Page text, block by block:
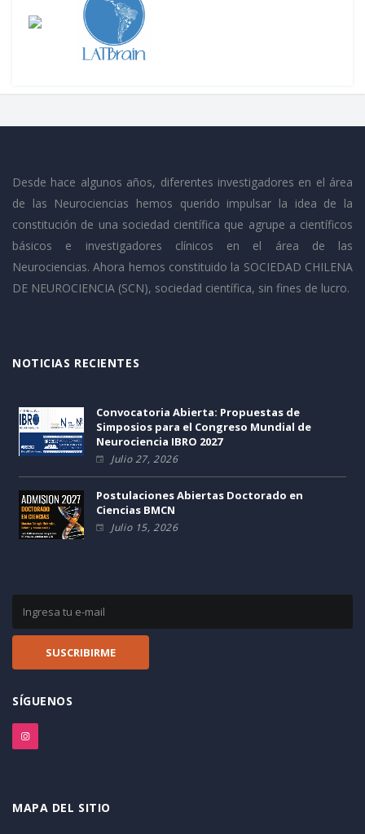
Desde hace algunos años, diferentes investigadores en el área
de las Neurociencias hemos querido impulsar la idea de la
constitución de una sociedad científica que agrupe a científicos
básicos e investigadores clínicos en el área de las
Neurociencias. Ahora hemos constituido la SOCIEDAD CHILENA
DE NEUROCIENCIA (SCN), sociedad científica, sin fines de lucro.
NOTICIAS RECIENTES
Convocatoria Abierta: Propuestas de
Simposios para el Congreso Mundial de
Neurociencia IBRO 2027
Julio 27, 2026
Postulaciones Abiertas Doctorado en
Ciencias BMCN
Julio 15, 2026
SÍGUENOS
MAPA DEL SITIO